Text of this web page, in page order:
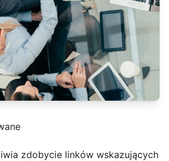
zdobycie linków wskazujących